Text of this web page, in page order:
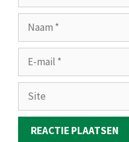
mail
Site